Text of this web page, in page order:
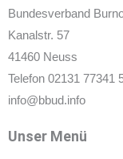
Bundesverband
Kanalstr. 57
41460 Neuss
Telefon 02131 77341
info@bbud.info
Unser Menü